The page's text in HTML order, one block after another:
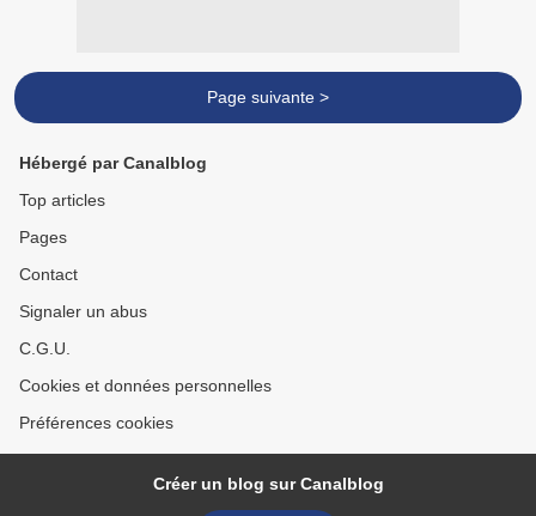
Page suivante >
Hébergé par Canalblog
Top articles
Pages
Contact
Signaler un abus
C.G.U.
Cookies et données personnelles
Préférences cookies
Créer un blog sur Canalblog